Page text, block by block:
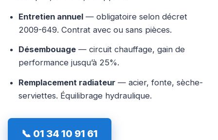
Entretien annuel — obligatoire selon décret
2009-649. Contrat avec ou sans pièces.
Désembouage — circuit chauffage, gain de
performance jusqu’à 25%.
Remplacement radiateur — acier, fonte, sèche-
serviettes. Équilibrage hydraulique.
📞 01 34 10 91 61